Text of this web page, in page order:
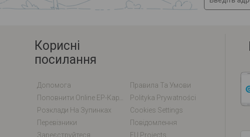
Корисні
посилання
Допомога
Правила Та Умови
Polityka Prywatności
Розклади На Зупинках
Cookies Settings
Перевізники
Повідомлення
Зареєструйтеся
EU Projects